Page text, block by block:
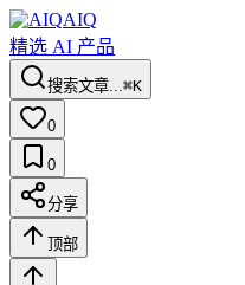
AIQ
精选 AI 产品
搜索文章...⌘K
0
0
分享
顶部